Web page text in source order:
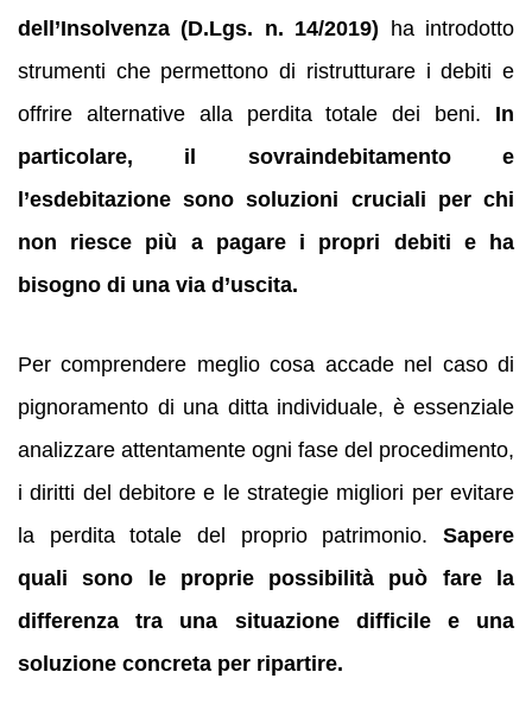
dell’Insolvenza (D.Lgs. n. 14/2019) ha introdotto
strumenti che permettono di ristrutturare i debiti e
offrire alternative alla perdita totale dei beni. In
particolare, il sovraindebitamento e
l’esdebitazione sono soluzioni cruciali per chi
non riesce più a pagare i propri debiti e ha
bisogno di una via d’uscita.
Per comprendere meglio cosa accade nel caso di
pignoramento di una ditta individuale, è essenziale
analizzare attentamente ogni fase del procedimento,
i diritti del debitore e le strategie migliori per evitare
la perdita totale del proprio patrimonio. Sapere
quali sono le proprie possibilità può fare la
differenza tra una situazione difficile e una
soluzione concreta per ripartire.